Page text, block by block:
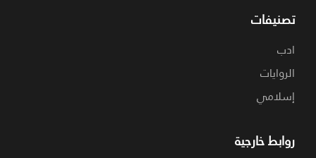
تصنيفات
ادب
الروايات
إسلامي
روابط خارجية